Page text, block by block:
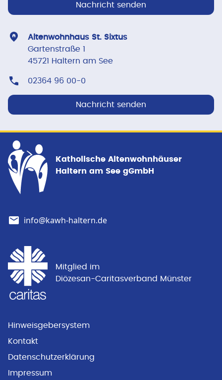
Nachricht senden
Altenwohnhaus St. Sixtus
Gartenstraße 1
45721 Haltern am See
02364 96 00-0
Nachricht senden
Katholische Altenwohnhäuser
Haltern am See gGmbH
info@kawh-haltern.de
Mitglied im
Diözesan-Caritasverband Münster
Hinweisgebersystem
Kontakt
Datenschutzerklärung
Impressum